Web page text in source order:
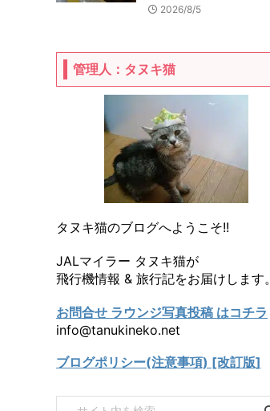
2026/8/5
管理人：タヌキ猫
タヌキ猫のブログへようこそ!!
JALマイラー タヌキ猫が
飛行機情報 & 旅行記をお届けします。
お問合せ ラウンジ写真投稿 はコチラ
info@tanukineko.net
ブログポリシー(注意事項) [改訂版]